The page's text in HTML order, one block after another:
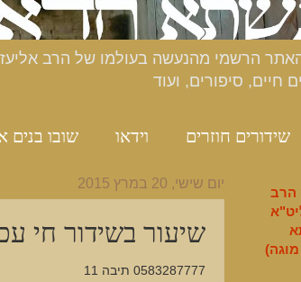
חיים, סיפורים, ועוד
שידורים חוזרים וידאו שובו בנים
יום שישי, 20 במרץ 2015
שיעור בשידור חי
0583287777 תיבה 11
הרב